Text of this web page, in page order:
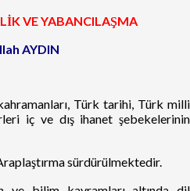
VE YABANCILAŞMA
AYDIN
Türk tarihi, Türk milli
iç ve dış ihanet şebekelerinin
sürdürülmektedir.